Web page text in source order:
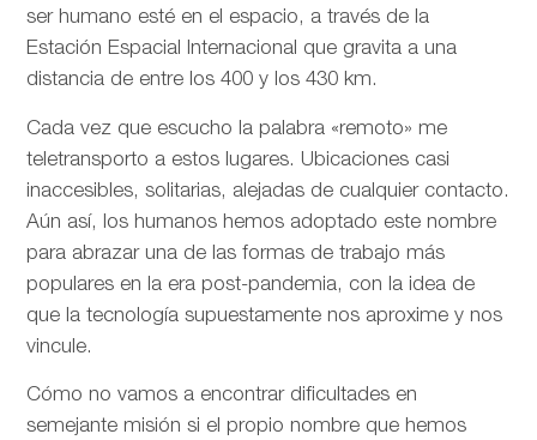
ser humano esté en el espacio, a través de la
Estación Espacial Internacional que gravita a una
distancia de entre los 400 y los 430 km.
Cada vez que escucho la palabra «remoto» me
teletransporto a estos lugares. Ubicaciones casi
inaccesibles, solitarias, alejadas de cualquier contacto.
Aún así, los humanos hemos adoptado este nombre
para abrazar una de las formas de trabajo más
populares en la era post-pandemia, con la idea de
que la tecnología supuestamente nos aproxime y nos
vincule.
Cómo no vamos a encontrar dificultades en
semejante misión si el propio nombre que hemos